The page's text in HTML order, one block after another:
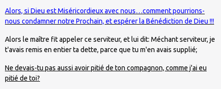
Alors, si Dieu est Miséricordieux avec nous…comment pourrions-
nous condamner notre Prochain, et espérer la Bénédiction de Dieu !!!
Alors le maître fit appeler ce serviteur, et lui dit: Méchant serviteur, je
t'avais remis en entier ta dette, parce que tu m'en avais supplié;
Ne devais-tu pas aussi avoir pitié de ton compagnon, comme j'ai eu
pitié de toi?